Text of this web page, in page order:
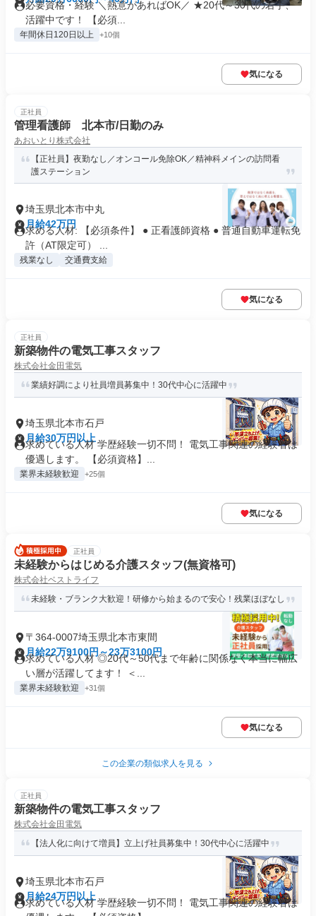
必要資格・経験 ＼熱意があればOK／ ★20代～30代の若手、
活躍中です！ 【必須...
年間休日120日以上 +10個
気になる
正社員
管理看護師 北本市/日勤のみ
あおいとり株式会社
【正社員】夜勤なし／オンコール免除OK／精神科メインの訪問看
護ステーション
埼玉県北本市中丸
月給42万円
求める人材: 【必須条件】 ● 正看護師資格 ● 普通自動車運転免
許（AT限定可） ...
残業なし 交通費支給
気になる
正社員
新築物件の電気工事スタッフ
株式会社金田電気
業績好調により社員増員募集中！30代中心に活躍中
埼玉県北本市石戸
月給30万円以上
求めている人材 学歴経験一切不問！ 電気工事関連の経験者は
優遇します。 【必須資格】...
業界未経験歓迎 +25個
気になる
正社員
未経験からはじめる介護スタッフ(無資格可)
株式会社ベストライフ
未経験・ブランク大歓迎！研修から始まるので安心！残業ほぼなし
〒364-0007埼玉県北本市東間
月給22万9100円～23万3100円
求めている人材 ◎20代～50代まで年齢に関係なく本当に幅広
い層が活躍してます！ ＜...
業界未経験歓迎 +31個
気になる
この企業の類似求人を見る
正社員
新築物件の電気工事スタッフ
株式会社金田電気
【法人化に向けて増員】立上げ社員募集中！30代中心に活躍中
埼玉県北本市石戸
月給24万円以上
求めている人材 学歴経験一切不問！ 電気工事関連の経験者は